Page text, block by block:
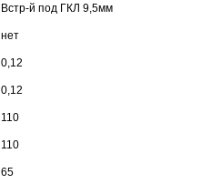
Встр-й под ГКЛ 9,5мм
нет
0,12
0,12
110
110
65